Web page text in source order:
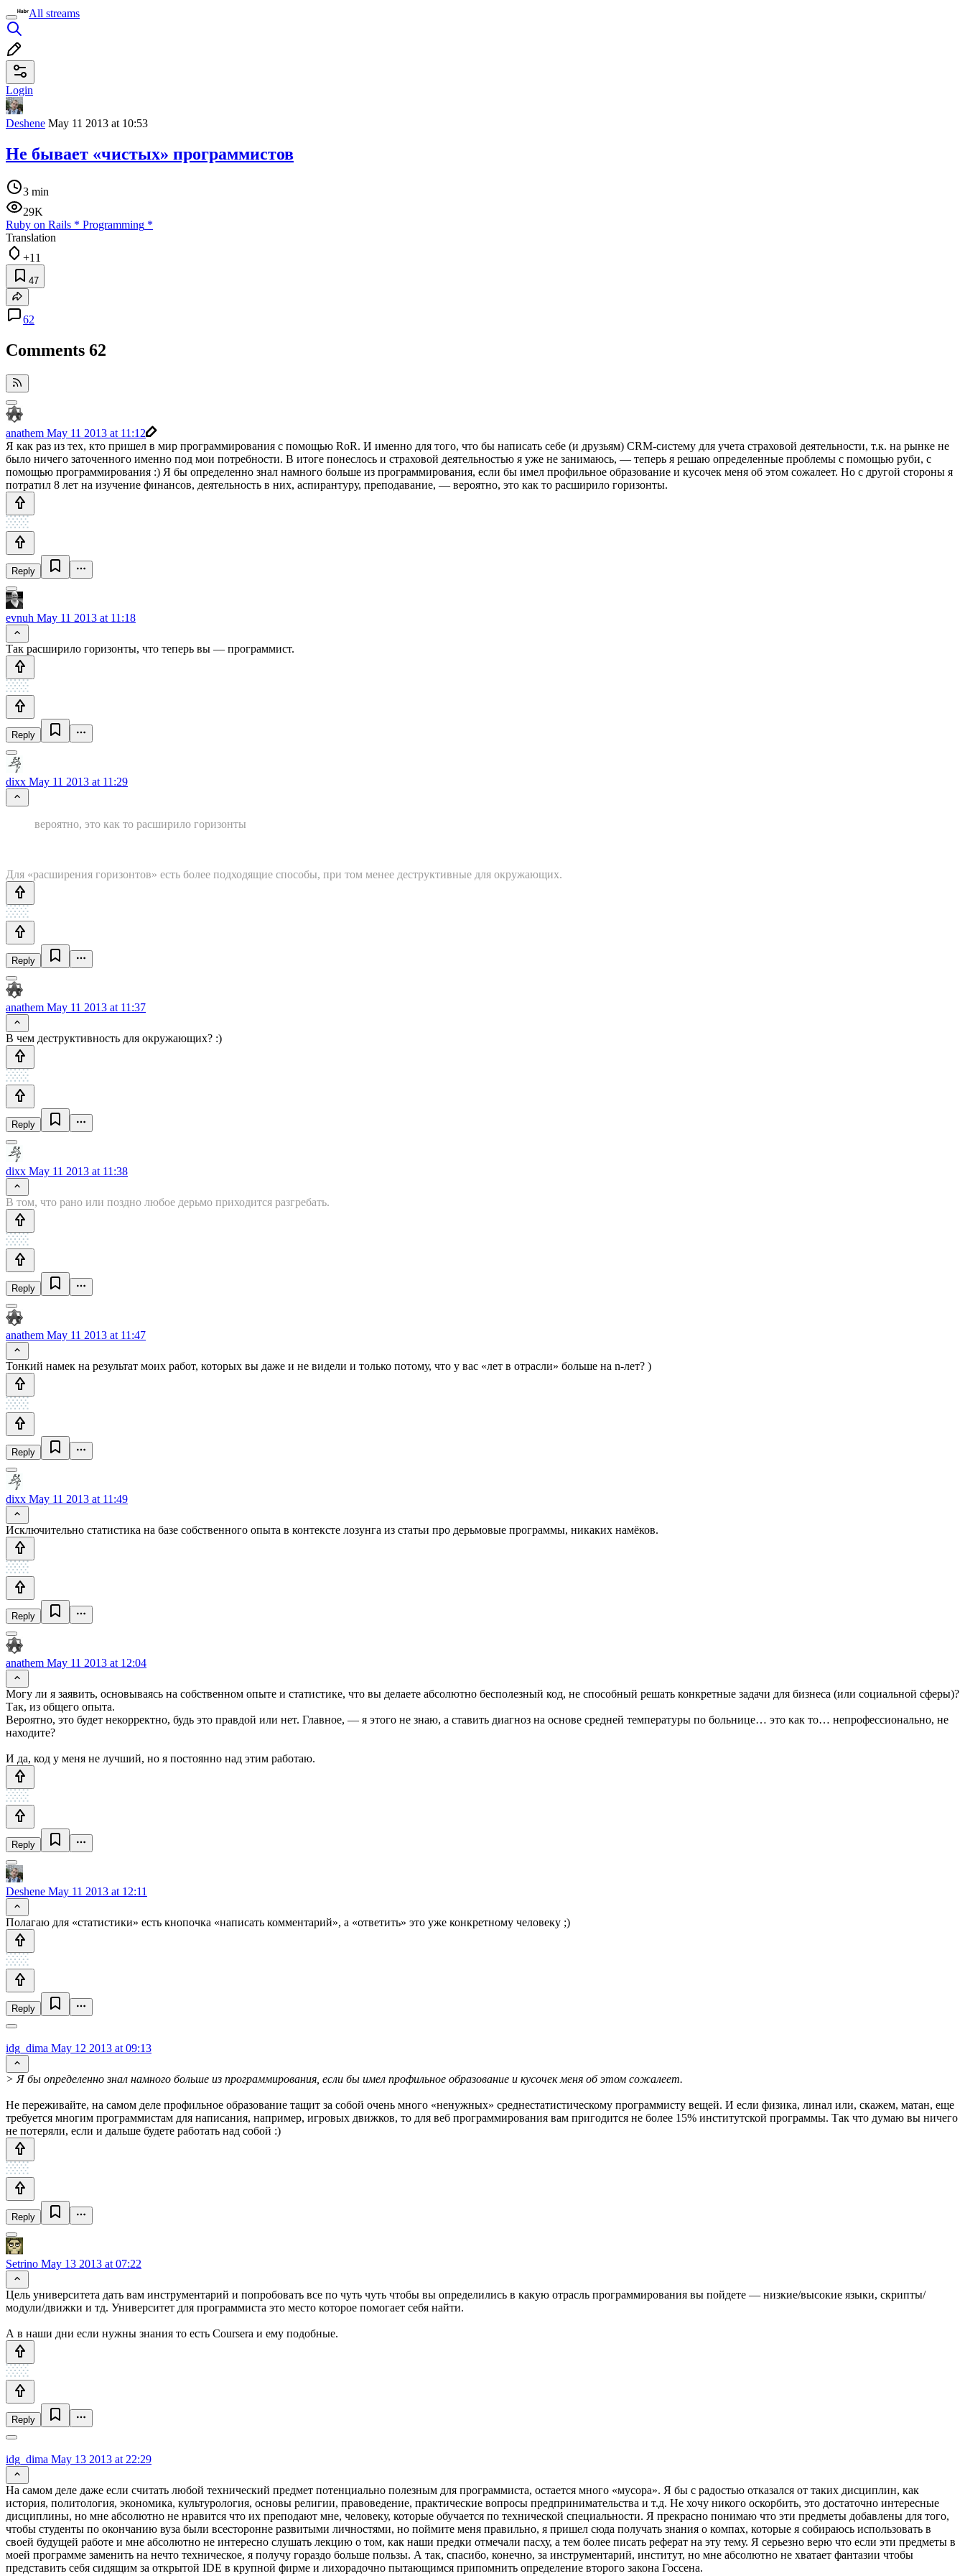
All streams
Login
Deshene May 11 2013 at 10:53
Не бывает «чистых» программистов
3 min
29K
Ruby on Rails * Programming *
Translation
+11
47
62
Comments 62
anathem May 11 2013 at 11:12
Я как раз из тех, кто пришел в мир программирования с помощью RoR. И именно для того, что бы написать себе (и друзьям) CRM-систему для учета страховой деятельности, т.к. на рынке не
было ничего заточенного именно под мои потребности. В итоге понеслось и страховой деятельностью я уже не занимаюсь, — теперь я решаю определенные проблемы с помощью руби, с
помощью программирования :) Я бы определенно знал намного больше из программирования, если бы имел профильное образование и кусочек меня об этом сожалеет. Но с другой стороны я
потратил 8 лет на изучение финансов, деятельность в них, аспирантуру, преподавание, — вероятно, это как то расширило горизонты.
Reply
evnuh May 11 2013 at 11:18
Так расширило горизонты, что теперь вы — программист.
Reply
dixx May 11 2013 at 11:29
вероятно, это как то расширило горизонты
Для «расширения горизонтов» есть более подходящие способы, при том менее деструктивные для окружающих.
Reply
anathem May 11 2013 at 11:37
В чем деструктивность для окружающих? :)
Reply
dixx May 11 2013 at 11:38
В том, что рано или поздно любое дерьмо приходится разгребать.
Reply
anathem May 11 2013 at 11:47
Тонкий намек на результат моих работ, которых вы даже и не видели и только потому, что у вас «лет в отрасли» больше на n-лет? )
Reply
dixx May 11 2013 at 11:49
Исключительно статистика на базе собственного опыта в контексте лозунга из статьи про дерьмовые программы, никаких намёков.
Reply
anathem May 11 2013 at 12:04
Могу ли я заявить, основываясь на собственном опыте и статистике, что вы делаете абсолютно бесполезный код, не способный решать конкретные задачи для бизнеса (или социальной сферы)?
Так, из общего опыта.
Вероятно, это будет некорректно, будь это правдой или нет. Главное, — я этого не знаю, а ставить диагноз на основе средней температуры по больнице… это как то… непрофессионально, не
находите?
И да, код у меня не лучший, но я постоянно над этим работаю.
Reply
Deshene May 11 2013 at 12:11
Полагаю для «статистики» есть кнопочка «написать комментарий», а «ответить» это уже конкретному человеку ;)
Reply
idg_dima May 12 2013 at 09:13
> Я бы определенно знал намного больше из программирования, если бы имел профильное образование и кусочек меня об этом сожалеет.
Не переживайте, на самом деле профильное образование тащит за собой очень много «ненужных» среднестатистическому программисту вещей. И если физика, линал или, скажем, матан, еще
требуется многим программистам для написания, например, игровых движков, то для веб программирования вам пригодится не более 15% институтской программы. Так что думаю вы ничего
не потеряли, если и дальше будете работать над собой :)
Reply
Setrino May 13 2013 at 07:22
Цель университета дать вам инструментарий и попробовать все по чуть чуть чтобы вы определились в какую отрасль программирования вы пойдете — низкие/высокие языки, скрипты/
модули/движки и тд. Университет для программиста это место которое помогает себя найти.
А в наши дни если нужны знания то есть Coursera и ему подобные.
Reply
idg_dima May 13 2013 at 22:29
На самом деле даже если считать любой технический предмет потенциально полезным для программиста, остается много «мусора». Я бы с радостью отказался от таких дисциплин, как
история, политология, экономика, культурология, основы религии, правоведение, практические вопросы предпринимательства и т.д. Не хочу никого оскорбить, это достаточно интересные
дисциплины, но мне абсолютно не нравится что их преподают мне, человеку, которые обучается по технической специальности. Я прекрасно понимаю что эти предметы добавлены для того,
чтобы студенты по окончанию вуза были всесторонне развитыми личностями, но поймите меня правильно, я пришел сюда получать знания о компах, которые я собираюсь использовать в
своей будущей работе и мне абсолютно не интересно слушать лекцию о том, как наши предки отмечали пасху, а тем более писать реферат на эту тему. Я серьезно верю что если эти предметы в
моей программе заменить на нечто техническое, я получу гораздо больше пользы. А так, спасибо, конечно, за инструментарий, институт, но мне абсолютно не хватает фантазии чтобы
представить себя сидящим за открытой IDE в крупной фирме и лихорадочно пытающимся припомнить определение второго закона Госсена.